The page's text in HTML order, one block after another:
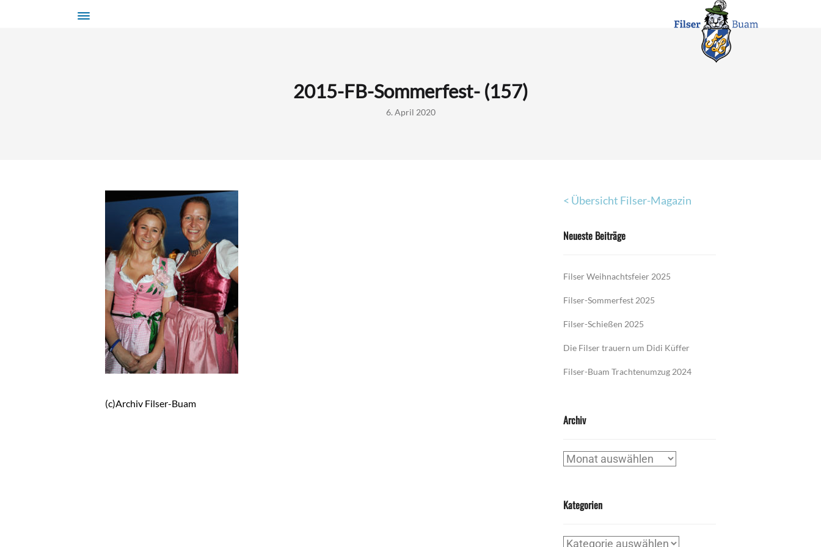
2015-FB-Sommerfest- (157)
6. April 2020
(c)Archiv Filser-Buam
< Übersicht Filser-Magazin
Neueste Beiträge
Filser Weihnachtsfeier 2025
Filser-Sommerfest 2025
Filser-Schießen 2025
Die Filser trauern um Didi Küffer
Filser-Buam Trachtenumzug 2024
Archiv
Archiv
Kategorien
Kategorien